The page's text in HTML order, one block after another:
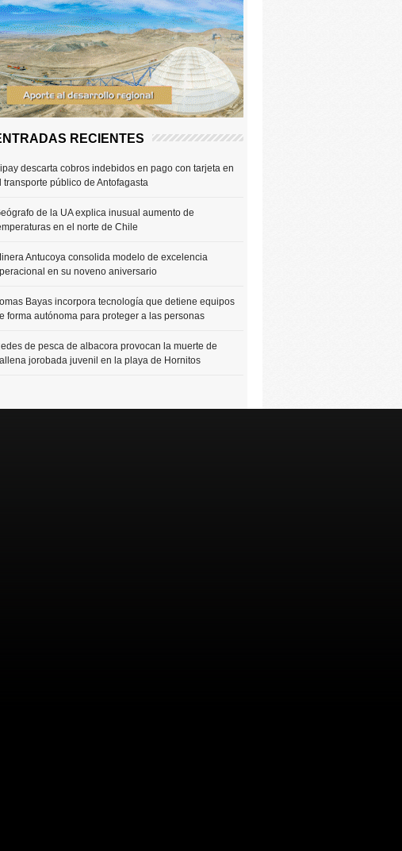
RECIENTES
descarta cobros indebidos en pago con tarjeta en
transporte público de Antofagasta
de la UA explica inusual aumento de
en el norte de Chile
Antucoya consolida modelo de excelencia
en su noveno aniversario
Bayas incorpora tecnología que detiene equipos
forma autónoma para proteger a las personas
de pesca de albacora provocan la muerte de
jorobada juvenil en la playa de Hornitos